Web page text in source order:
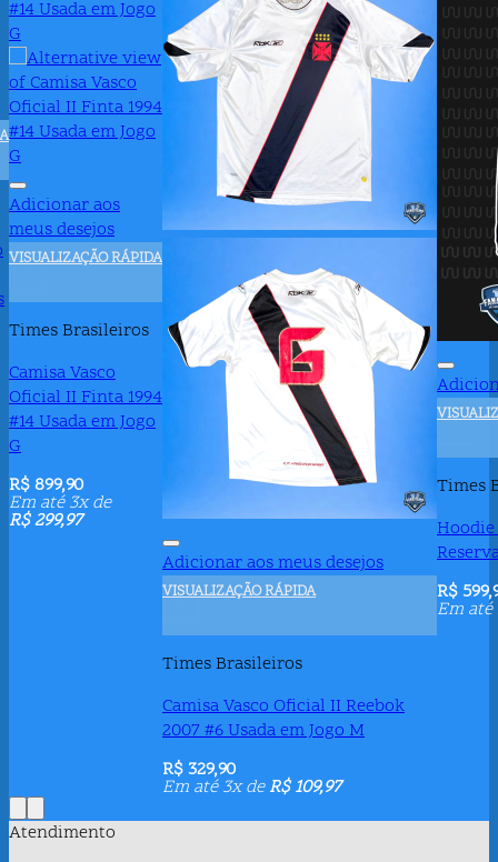
Adicionar aos
meus desejos
+
VISUALIZAÇÃO RÁPIDA
Times Brasileiros
Camisa Vasco
Oficial II Finta 1994
#14 Usada em Jogo
G
R$899,90
Em até 3x de
R$299,97
Adicionar aos meus desejos
+
VISUALIZAÇÃO RÁPIDA
Times Brasileiros
Camisa Vasco Oficial II Reebok
2007 #6 Usada em Jogo M
R$329,90
Em até 3x deR$109,97
+
Este
Times
R$
Em
Atendimento